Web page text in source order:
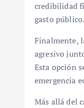
credibilidad
gasto público.
Finalmente,
agresivo
Esta opción
emergencia
Más allá del